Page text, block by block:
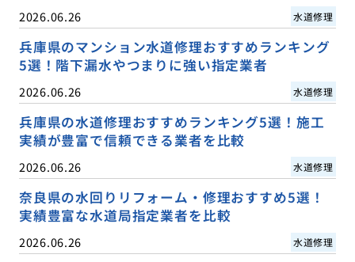
2026.06.26 水道修理
兵庫県のマンション水道修理おすすめランキング
5選！階下漏水やつまりに強い指定業者
2026.06.26 水道修理
兵庫県の水道修理おすすめランキング5選！施工
実績が豊富で信頼できる業者を比較
2026.06.26 水道修理
奈良県の水回りリフォーム・修理おすすめ5選！
実績豊富な水道局指定業者を比較
2026.06.26 水道修理